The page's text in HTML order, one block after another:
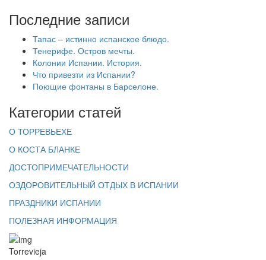
Последние записи
Тапас – истинно испанское блюдо.
Тенерифе. Остров мечты.
Колонии Испании. История.
Что привезти из Испании?
Поющие фонтаны в Барселоне.
Категории статей
О ТОРРЕВЬЕХЕ
О КОСТА БЛАНКЕ
ДОСТОПРИМЕЧАТЕЛЬНОСТИ
ОЗДОРОВИТЕЛЬНЫЙ ОТДЫХ В ИСПАНИИ
ПРАЗДНИКИ ИСПАНИИ
ПОЛЕЗНАЯ ИНФОРМАЦИЯ
Torrevieja